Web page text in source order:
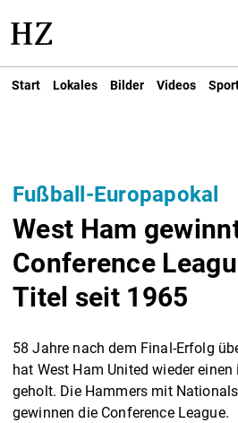
Start Lokales Bilder Videos
Fußball-Europapokal
West Ham
Conference
Titel seit 1965
58 Jahre nach dem Final-Erfolg
hat West Ham United wieder
geholt. Die Hammers mit
gewinnen die Conference League.